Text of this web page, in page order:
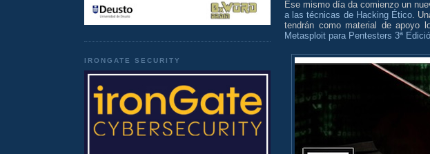
IRONGATE SECURITY
Ese mismo día da comienzo un
a las técnicas de Hacking Ético.
tendrán como material de apoyo
Metasploit para Pentesters 3ª